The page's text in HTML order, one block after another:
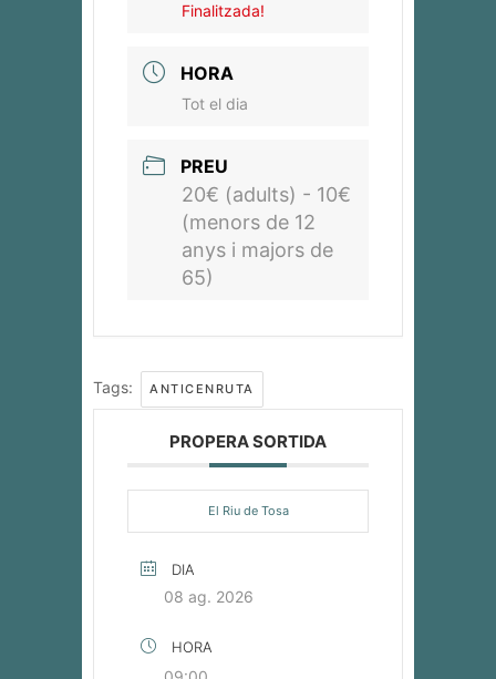
Finalitzada!
HORA
Tot el dia
PREU
20€ (adults) - 10€
(menors de 12
anys i majors de
65)
Tags: ANTICENRUTA
PROPERA SORTIDA
El Riu de Tosa
DIA
08 ag. 2026
HORA